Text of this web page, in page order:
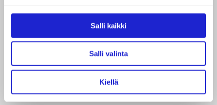
Salli kaikki
Salli valinta
Kiellä
Jaa artikkeli